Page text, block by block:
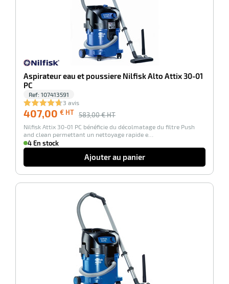
Aspirateur eau et poussiere Nilfisk Alto Attix 30-01
PC
Ref: 107413591
3 avis
407,00 € HT 583,00 € HT
Nilfisk Attix 30-01 PC bénéficie du décolmatage du filtre Push
and clean permettant un nettoyage rapide e…
4 En stock
Ajouter au panier